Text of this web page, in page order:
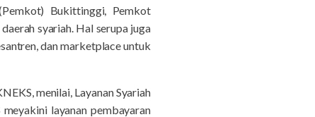
Bukittinggi, Pemkot
syariah. Hal serupa juga
dan marketplace untuk
menilai, Layanan Syariah
layanan pembayaran